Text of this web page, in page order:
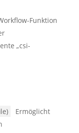
Funktion
„csi-
Ermöglicht